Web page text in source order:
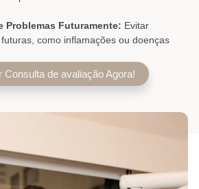
Problemas Futuramente: Evitar
como inflamações ou doenças
Consulta de avaliação Agora!